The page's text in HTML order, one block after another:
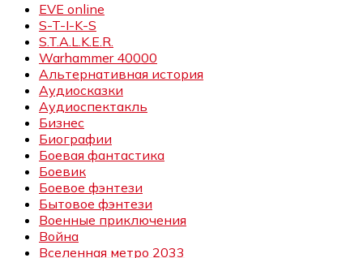
EVE online
S-T-I-K-S
S.T.A.L.K.E.R.
Warhammer 40000
Альтернативная история
Аудиосказки
Аудиоспектакль
Бизнес
Биографии
Боевая фантастика
Боевик
Боевое фэнтези
Бытовое фэнтези
Военные приключения
Война
Вселенная метро 2033